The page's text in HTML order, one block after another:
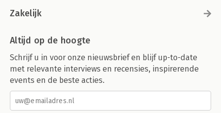
Zakelijk
Altijd op de hoogte
Schrijf u in voor onze nieuwsbrief en blijf up-to-date
met relevante interviews en recensies, inspirerende
events en de beste acties.